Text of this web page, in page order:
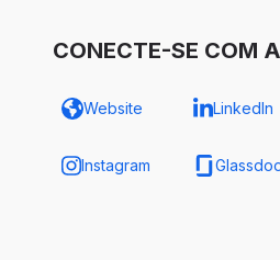
CONECTE-SE COM
Website LinkedIn
Instagram